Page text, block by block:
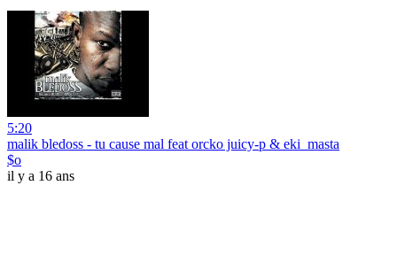
5:20
malik bledoss - tu cause mal feat orcko juicy-p & eki_masta
$o
il y a 16 ans